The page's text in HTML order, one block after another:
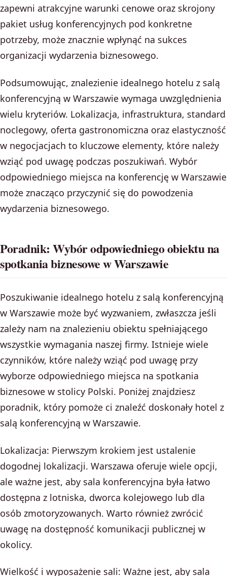
zapewni atrakcyjne warunki cenowe oraz skrojony
pakiet usług konferencyjnych pod konkretne
potrzeby, może znacznie wpłynąć na sukces
organizacji wydarzenia biznesowego.
Podsumowując, znalezienie idealnego hotelu z salą
konferencyjną w Warszawie wymaga uwzględnienia
wielu kryteriów. Lokalizacja, infrastruktura, standard
noclegowy, oferta gastronomiczna oraz elastyczność
w negocjacjach to kluczowe elementy, które należy
wziąć pod uwagę podczas poszukiwań. Wybór
odpowiedniego miejsca na konferencję w Warszawie
może znacząco przyczynić się do powodzenia
wydarzenia biznesowego.
Poradnik: Wybór odpowiedniego obiektu na
spotkania biznesowe w Warszawie
Poszukiwanie idealnego hotelu z salą konferencyjną
w Warszawie może być wyzwaniem, zwłaszcza jeśli
zależy nam na znalezieniu obiektu spełniającego
wszystkie wymagania naszej firmy. Istnieje wiele
czynników, które należy wziąć pod uwagę przy
wyborze odpowiedniego miejsca na spotkania
biznesowe w stolicy Polski. Poniżej znajdziesz
poradnik, który pomoże ci znaleźć doskonały hotel z
salą konferencyjną w Warszawie.
Lokalizacja: Pierwszym krokiem jest ustalenie
dogodnej lokalizacji. Warszawa oferuje wiele opcji,
ale ważne jest, aby sala konferencyjna była łatwo
dostępna z lotniska, dworca kolejowego lub dla
osób zmotoryzowanych. Warto również zwrócić
uwagę na dostępność komunikacji publicznej w
okolicy.
Wielkość i wyposażenie sali: Ważne jest, aby sala